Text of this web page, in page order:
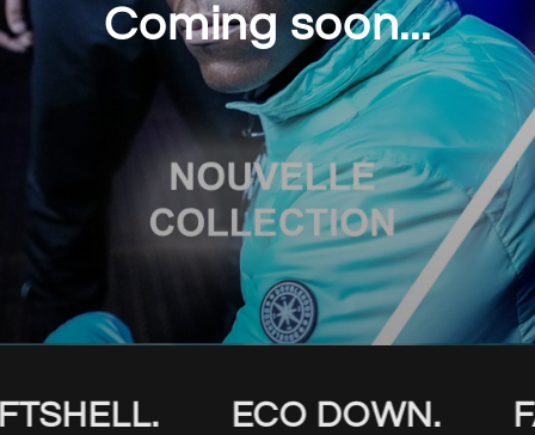
Coming soon...
ECO DOWN.